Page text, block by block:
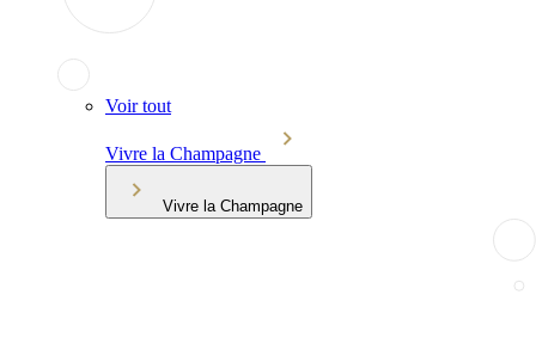
Voir tout
Vivre la Champagne
Vivre la Champagne